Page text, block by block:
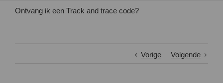
Catalogus
Ontvang ik een Track and trace code?
Vorige Volgende